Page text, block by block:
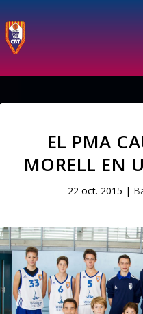
EL PMA
MORELL EN
22 oct. 2015 |